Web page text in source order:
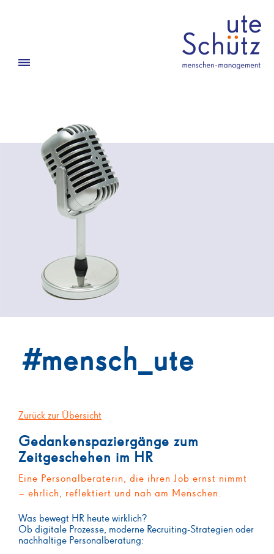
#mensch_ute
Zurück zur Übersicht
Gedankenspaziergänge zum
Zeitgeschehen im HR
Eine Personalberaterin, die ihren Job ernst nimmt
– ehrlich, reflektiert und nah am Menschen.
Was bewegt HR heute wirklich?
Ob digitale Prozesse, moderne Recruiting-Strategien oder
nachhaltige Personalberatung: